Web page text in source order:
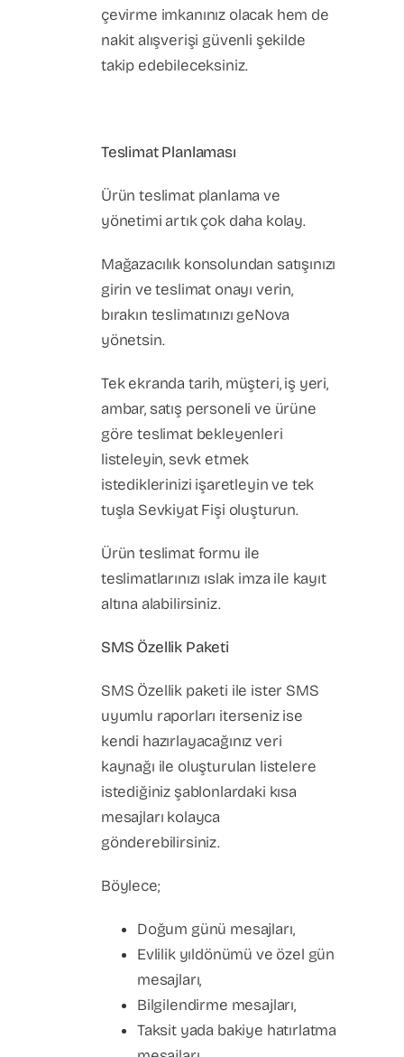
çevirme imkanınız olacak hem de
nakit alışverişi güvenli şekilde
takip edebileceksiniz.
Teslimat Planlaması
Ürün teslimat planlama ve
yönetimi artık çok daha kolay.
Mağazacılık konsolundan satışınızı
girin ve teslimat onayı verin,
bırakın teslimatınızı geNova
yönetsin.
Tek ekranda tarih, müşteri, iş yeri,
ambar, satış personeli ve ürüne
göre teslimat bekleyenleri
listeleyin, sevk etmek
istediklerinizi işaretleyin ve tek
tuşla Sevkiyat Fişi oluşturun.
Ürün teslimat formu ile
teslimatlarınızı ıslak imza ile kayıt
altına alabilirsiniz.
SMS Özellik Paketi
SMS Özellik paketi ile ister SMS
uyumlu raporları iterseniz ise
kendi hazırlayacağınız veri
kaynağı ile oluşturulan listelere
istediğiniz şablonlardaki kısa
mesajları kolayca
gönderebilirsiniz.
Böylece;
Doğum günü mesajları,
Evlilik yıldönümü ve özel gün
mesajları,
Bilgilendirme mesajları,
Taksit yada bakiye hatırlatma